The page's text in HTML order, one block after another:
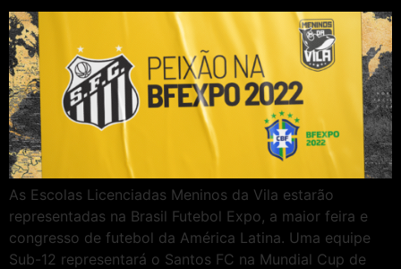
As Escolas Licenciadas Meninos da Vila estarão
representadas na Brasil Futebol Expo, a maior feira e
congresso de futebol da América Latina. Uma equipe
Sub-12 representará o Santos FC na Mundial Cup de